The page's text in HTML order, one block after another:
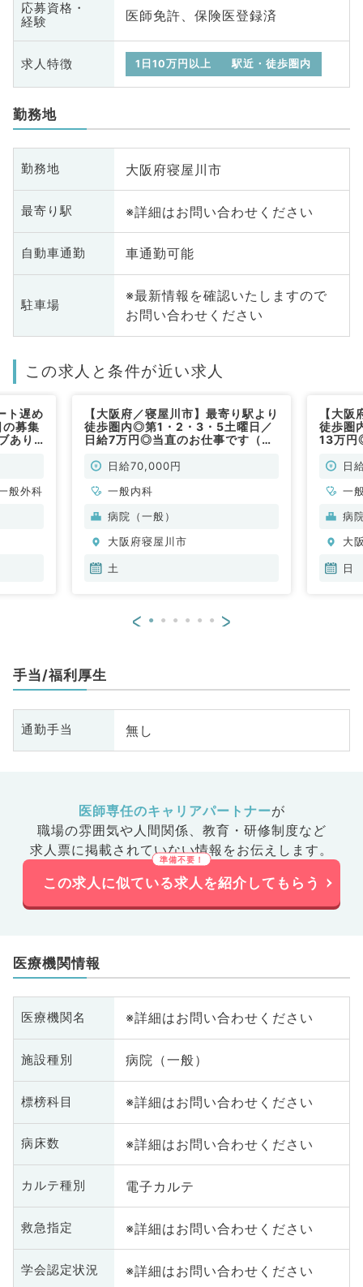
応募資格・
経験
医師免許、保険医登録済
求人特徴 1日10万円以上 駅近・徒歩圏内
勤務地
勤務地 大阪府寝屋川市
最寄り駅 ※詳細はお問い合わせください
自動車通勤 車通勤可能
駐車場
※最新情報を確認いたしますので
お問い合わせください
この求人と条件が近い求人
ト遅め
募集
あり
般外科
【大阪府／寝屋川市】最寄り駅より
徒歩圏内◎第1・2・3・5土曜日／
日給7万円◎当直のお仕事です（一
日給70,000円
一般内科
病院（一般）
大阪府寝屋川市
土
【大
徒歩圏
13万円
日
一
病
大
日
< >
手当/福利厚生
通勤手当 無し
医師専任のキャリアパートナーが
職場の雰囲気や人間関係、 教育・研修制度など
求人票に掲載されていない情報をお伝えします。
この求人に似ている求人を紹介してもらう
医療機関情報
医療機関名 ※詳細はお問い合わせください
施設種別 病院（一般）
標榜科目 ※詳細はお問い合わせください
病床数 ※詳細はお問い合わせください
カルテ種別 電子カルテ
救急指定 ※詳細はお問い合わせください
学会認定状況 ※詳細はお問い合わせください